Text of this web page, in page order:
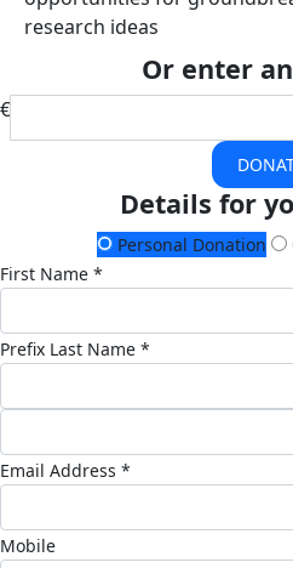
research ideas
Or enter
€
Details for
Personal Donation
First Name *
Prefix Last Name *
Email Address *
Mobile